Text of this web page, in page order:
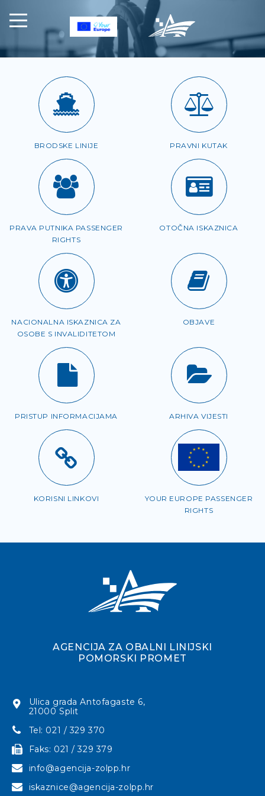
BRODSKE LINIJE PRAVNI KUTAK
PRAVA PUTNIKA PASSENGER
RIGHTS
OTOČNA ISKAZNICA
NACIONALNA ISKAZNICA ZA
OSOBE S INVALIDITETOM
OBJAVE
PRISTUP INFORMACIJAMA ARHIVA VIJESTI
KORISNI LINKOVI
YOUR EUROPE PASSENGER
RIGHTS
AGENCIJA ZA OBALNI LINIJSKI
POMORSKI PROMET
Ulica grada Antofagaste 6,
21000 Split
Tel: 021 / 329 370
Faks: 021 / 329 379
info@agencija-zolpp.hr
iskaznice@agencija-zolpp.hr